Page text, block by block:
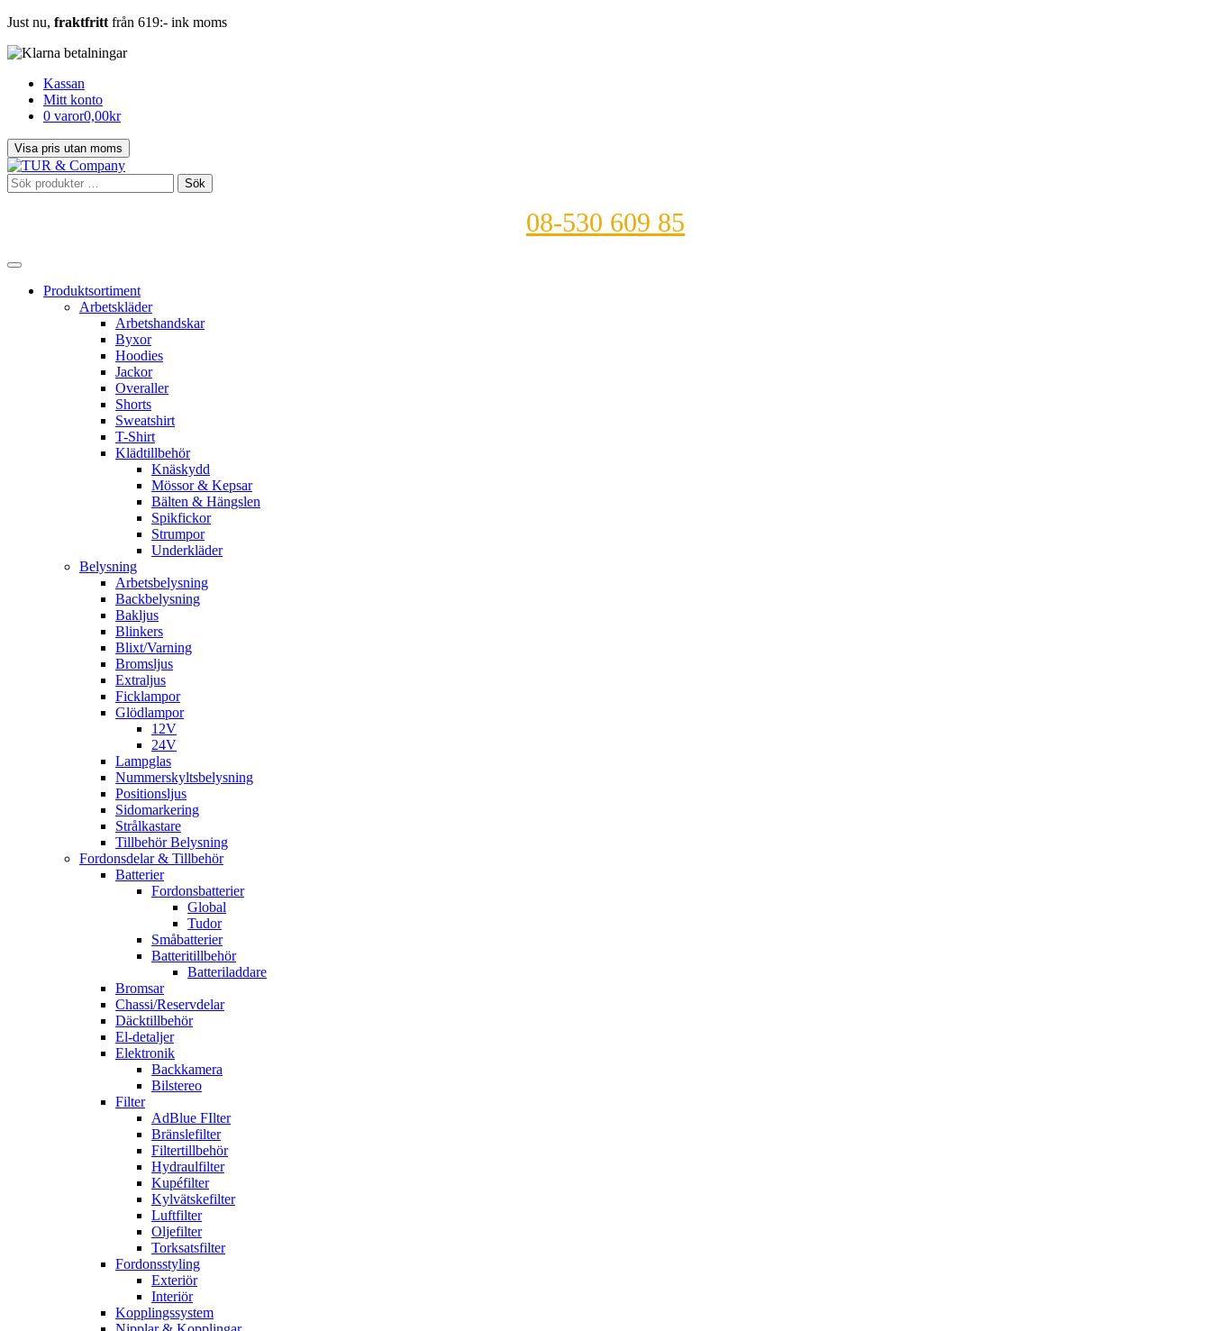
Just nu, fraktfritt från 619:- ink moms
Kassan
Mitt konto
0 varor0,00kr
Sök
efter:
Sök
08-530 609 85
Produktsortiment
Arbetskläder
Arbetshandskar
Byxor
Hoodies
Jackor
Overaller
Shorts
Sweatshirt
T-Shirt
Klädtillbehör
Knäskydd
Mössor & Kepsar
Bälten & Hängslen
Spikfickor
Strumpor
Underkläder
Belysning
Arbetsbelysning
Backbelysning
Bakljus
Blinkers
Blixt/Varning
Bromsljus
Extraljus
Ficklampor
Glödlampor
12V
24V
Lampglas
Nummerskyltsbelysning
Positionsljus
Sidomarkering
Strålkastare
Tillbehör Belysning
Fordonsdelar & Tillbehör
Batterier
Fordonsbatterier
Global
Tudor
Småbatterier
Batteritillbehör
Batteriladdare
Bromsar
Chassi/Reservdelar
Däcktillbehör
El-detaljer
Elektronik
Backkamera
Bilstereo
Filter
AdBlue FIlter
Bränslefilter
Filtertillbehör
Hydraulfilter
Kupéfilter
Kylvätskefilter
Luftfilter
Oljefilter
Torksatsfilter
Fordonsstyling
Exteriör
Interiör
Kopplingssystem